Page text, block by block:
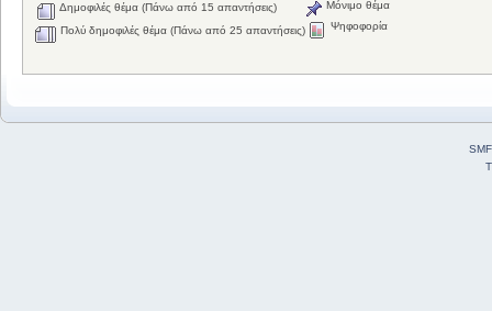
Δημοφιλές θέμα (Πάνω από 15 απαντήσεις)
Πολύ δημοφιλές θέμα (Πάνω από 25 απαντήσεις)
Μόνιμο θέμα
Ψηφοφορία